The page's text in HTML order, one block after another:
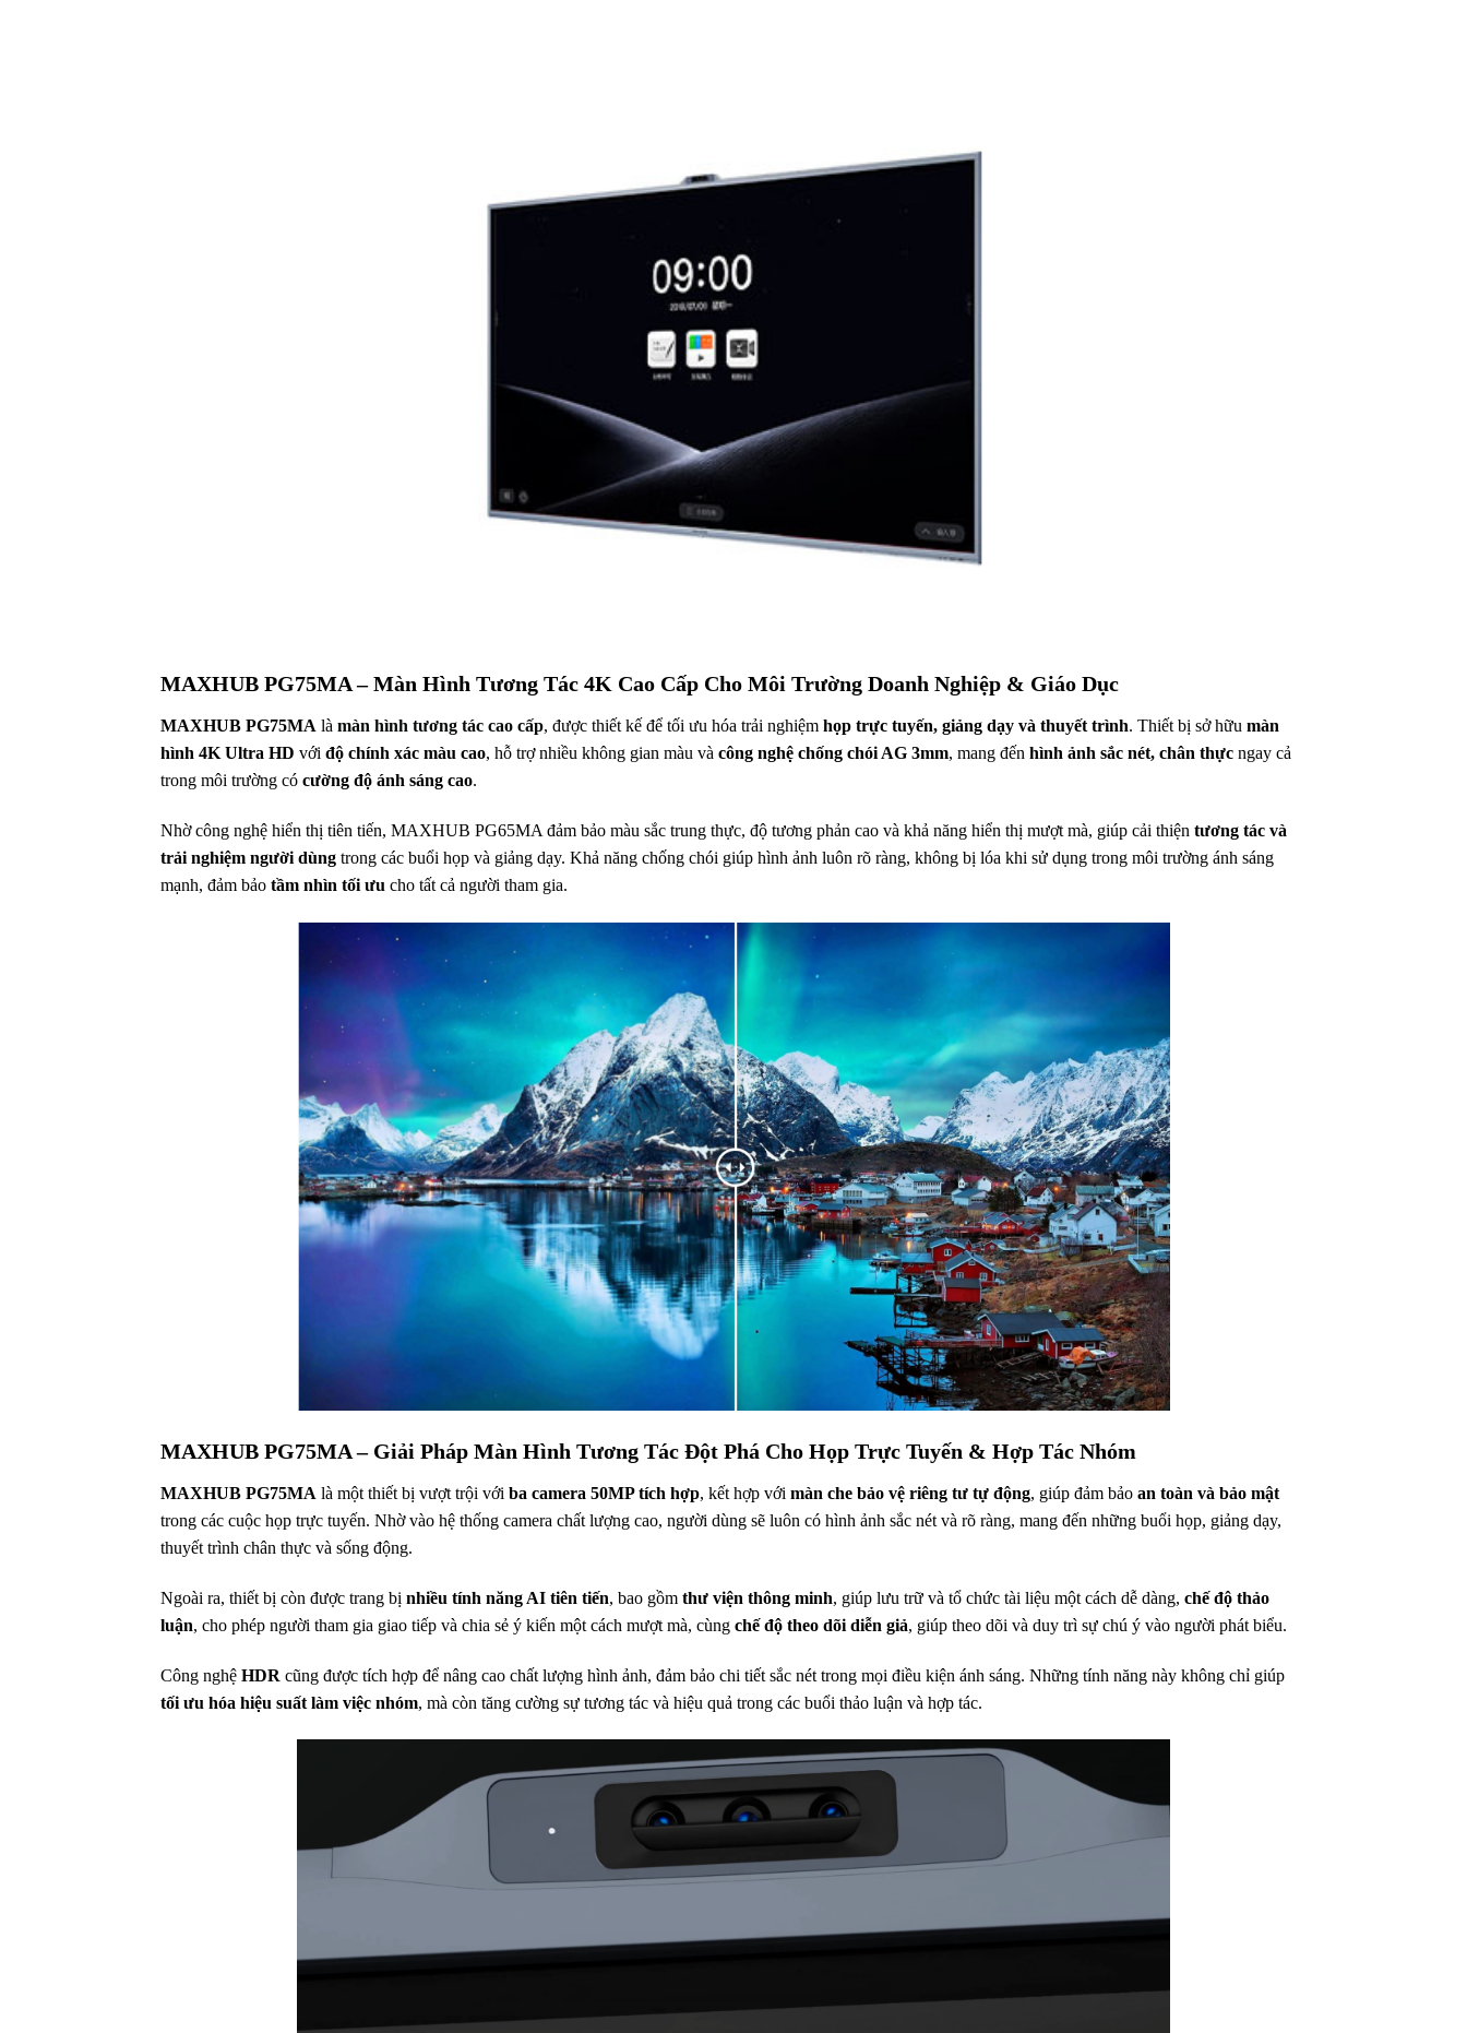
MAXHUB PG75MA – Màn Hình Tương Tác 4K Cao Cấp Cho Môi Trường Doanh Nghiệp & Giáo Dục
MAXHUB PG75MA là màn hình tương tác cao cấp, được thiết kế để tối ưu hóa trải nghiệm họp trực tuyến, giảng dạy và thuyết trình. Thiết bị sở hữu màn
hình 4K Ultra HD với độ chính xác màu cao, hỗ trợ nhiều không gian màu và công nghệ chống chói AG 3mm, mang đến hình ảnh sắc nét, chân thực ngay cả
trong môi trường có cường độ ánh sáng cao.
Nhờ công nghệ hiển thị tiên tiến, MAXHUB PG65MA đảm bảo màu sắc trung thực, độ tương phản cao và khả năng hiển thị mượt mà, giúp cải thiện tương tác và
trải nghiệm người dùng trong các buổi họp và giảng dạy. Khả năng chống chói giúp hình ảnh luôn rõ ràng, không bị lóa khi sử dụng trong môi trường ánh sáng
mạnh, đảm bảo tầm nhìn tối ưu cho tất cả người tham gia.
MAXHUB PG75MA – Giải Pháp Màn Hình Tương Tác Đột Phá Cho Họp Trực Tuyến & Hợp Tác Nhóm
MAXHUB PG75MA là một thiết bị vượt trội với ba camera 50MP tích hợp, kết hợp với màn che bảo vệ riêng tư tự động, giúp đảm bảo an toàn và bảo mật
trong các cuộc họp trực tuyến. Nhờ vào hệ thống camera chất lượng cao, người dùng sẽ luôn có hình ảnh sắc nét và rõ ràng, mang đến những buổi họp, giảng dạy,
thuyết trình chân thực và sống động.
Ngoài ra, thiết bị còn được trang bị nhiều tính năng AI tiên tiến, bao gồm thư viện thông minh, giúp lưu trữ và tổ chức tài liệu một cách dễ dàng, chế độ thảo
luận, cho phép người tham gia giao tiếp và chia sẻ ý kiến một cách mượt mà, cùng chế độ theo dõi diễn giả, giúp theo dõi và duy trì sự chú ý vào người phát biểu.
Công nghệ HDR cũng được tích hợp để nâng cao chất lượng hình ảnh, đảm bảo chi tiết sắc nét trong mọi điều kiện ánh sáng. Những tính năng này không chỉ giúp
tối ưu hóa hiệu suất làm việc nhóm, mà còn tăng cường sự tương tác và hiệu quả trong các buổi thảo luận và hợp tác.